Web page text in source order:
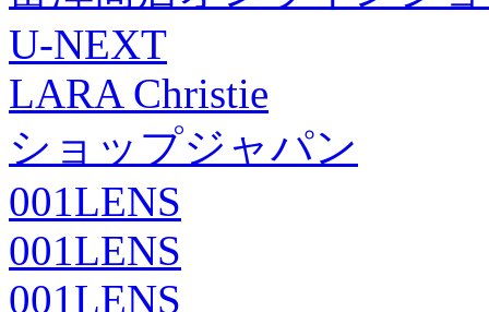
U-NEXT
LARA Christie
ショップジャパン
001LENS
001LENS
001LENS